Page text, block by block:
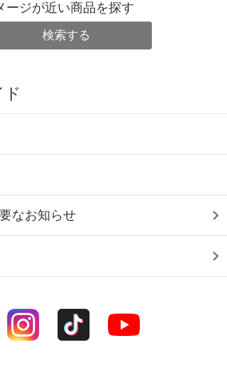
ージが近い商品を探す
検索する
ド
なお知らせ